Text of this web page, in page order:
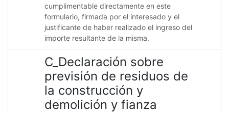
cumplimentable directamente en este
formulario, firmada por el interesado y el
justificante de haber realizado el ingreso del
importe resultante de la misma.
C_Declaración sobre
previsión de residuos de
la construcción y
demolición y fianza